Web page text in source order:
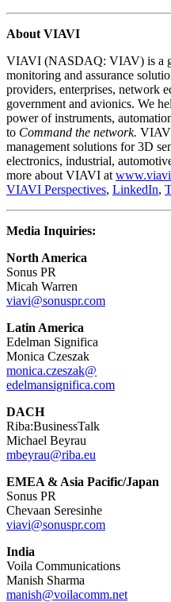
About VIAVI
VIAVI (NASDAQ: VIAV) is a
monitoring and assurance
providers, enterprises, network
government and avionics. We
power of instruments,
to Command the network.
management solutions for 3D
electronics, industrial,
more about VIAVI at
VIAVI Perspectives, LinkedIn,
Media Inquiries:
North America
Sonus PR
Micah Warren
viavi@sonuspr.com
Latin America
Edelman Significa
Monica Czeszak
monica.czeszak@
edelmansignifica.com
DACH
Riba:BusinessTalk
Michael Beyrau
mbeyrau@riba.eu
EMEA & Asia Pacific/Japan
Sonus PR
Chevaan Seresinhe
viavi@sonuspr.com
India
Voila Communications
Manish Sharma
manish@voilacomm.net